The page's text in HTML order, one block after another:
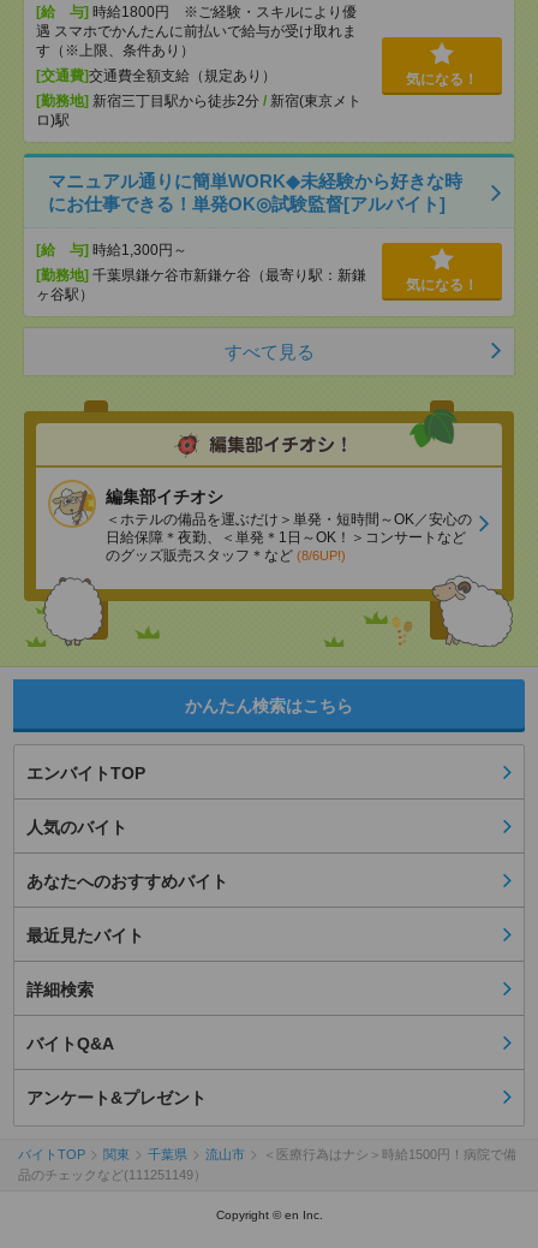
[給 与] 時給1800円 ※ご経験・スキルにより優
遇 スマホでかんたんに前払いで給与が受け取れま
す（※上限、条件あり）
[交通費]交通費全額支給（規定あり）
[勤務地] 新宿三丁目駅から徒歩2分 / 新宿(東京メト
ロ)駅
気になる！
マニュアル通りに簡単WORK◆未経験から好きな時
にお仕事できる！単発OK◎試験監督[アルバイト]
[給 与] 時給1,300円～
[勤務地] 千葉県鎌ケ谷市新鎌ケ谷（最寄り駅：新鎌
ヶ谷駅）
気になる！
すべて見る
編集部イチオシ
＜ホテルの備品を運ぶだけ＞単発・短時間～OK／安心の
日給保障＊夜勤、＜単発＊1日～OK！＞コンサートなど
のグッズ販売スタッフ＊など (8/6UP!)
かんたん検索はこちら
エンバイトTOP
人気のバイト
あなたへのおすすめバイト
最近見たバイト
詳細検索
バイトQ&A
アンケート&プレゼント
バイトTOP 関東 千葉県 流山市
＜医療行為はナシ＞時給1500円！病院で備
品のチェックなど(111251149）
Copyright © en Inc.